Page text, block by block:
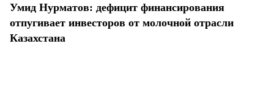
Умид Нурматов: дефицит финансирования
отпугивает инвесторов от молочной отрасли
Казахстана